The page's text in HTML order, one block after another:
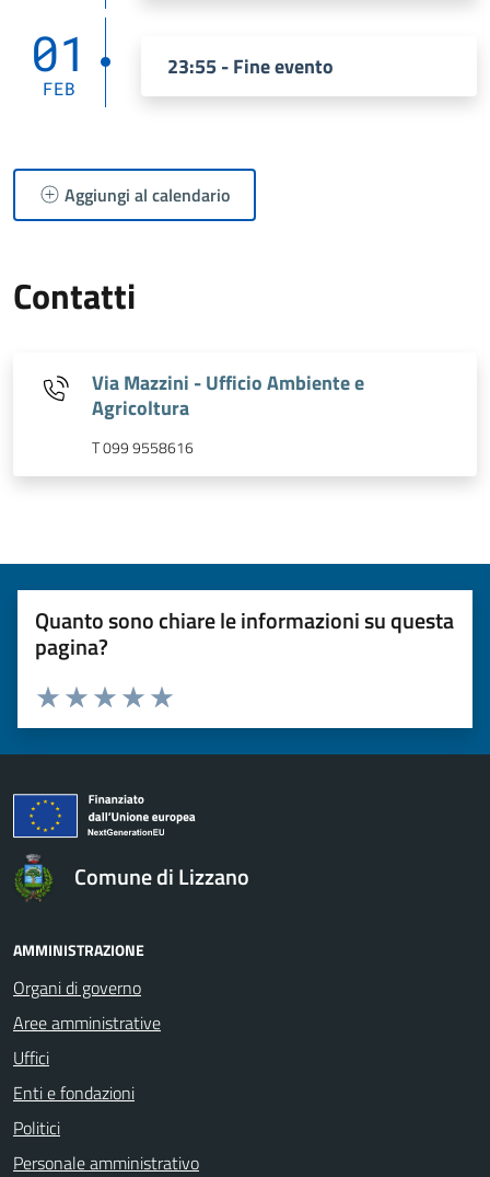
01
FEB
23:55 - Fine evento
Aggiungi al calendario
Contatti
Via Mazzini - Ufficio Ambiente e
Agricoltura
T 099 9558616
Quanto sono chiare le informazioni su questa
pagina?
Valuta da 1 a 5 stelle la pagina
Valuta 5 stelle su 5
Valuta 4 stelle su 5
Valuta 3 stelle su 5
Valuta 2 stelle su 5
Valuta 1 stelle su 5
Comune di Lizzano
AMMINISTRAZIONE
Organi di governo
Aree amministrative
Uffici
Enti e fondazioni
Politici
Personale amministrativo